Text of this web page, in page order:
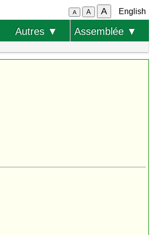
A A A English
Autres ▼ Assemblée ▼